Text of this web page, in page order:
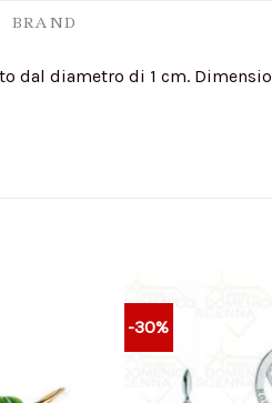
BRAND
dal diametro di 1 cm.
-30%